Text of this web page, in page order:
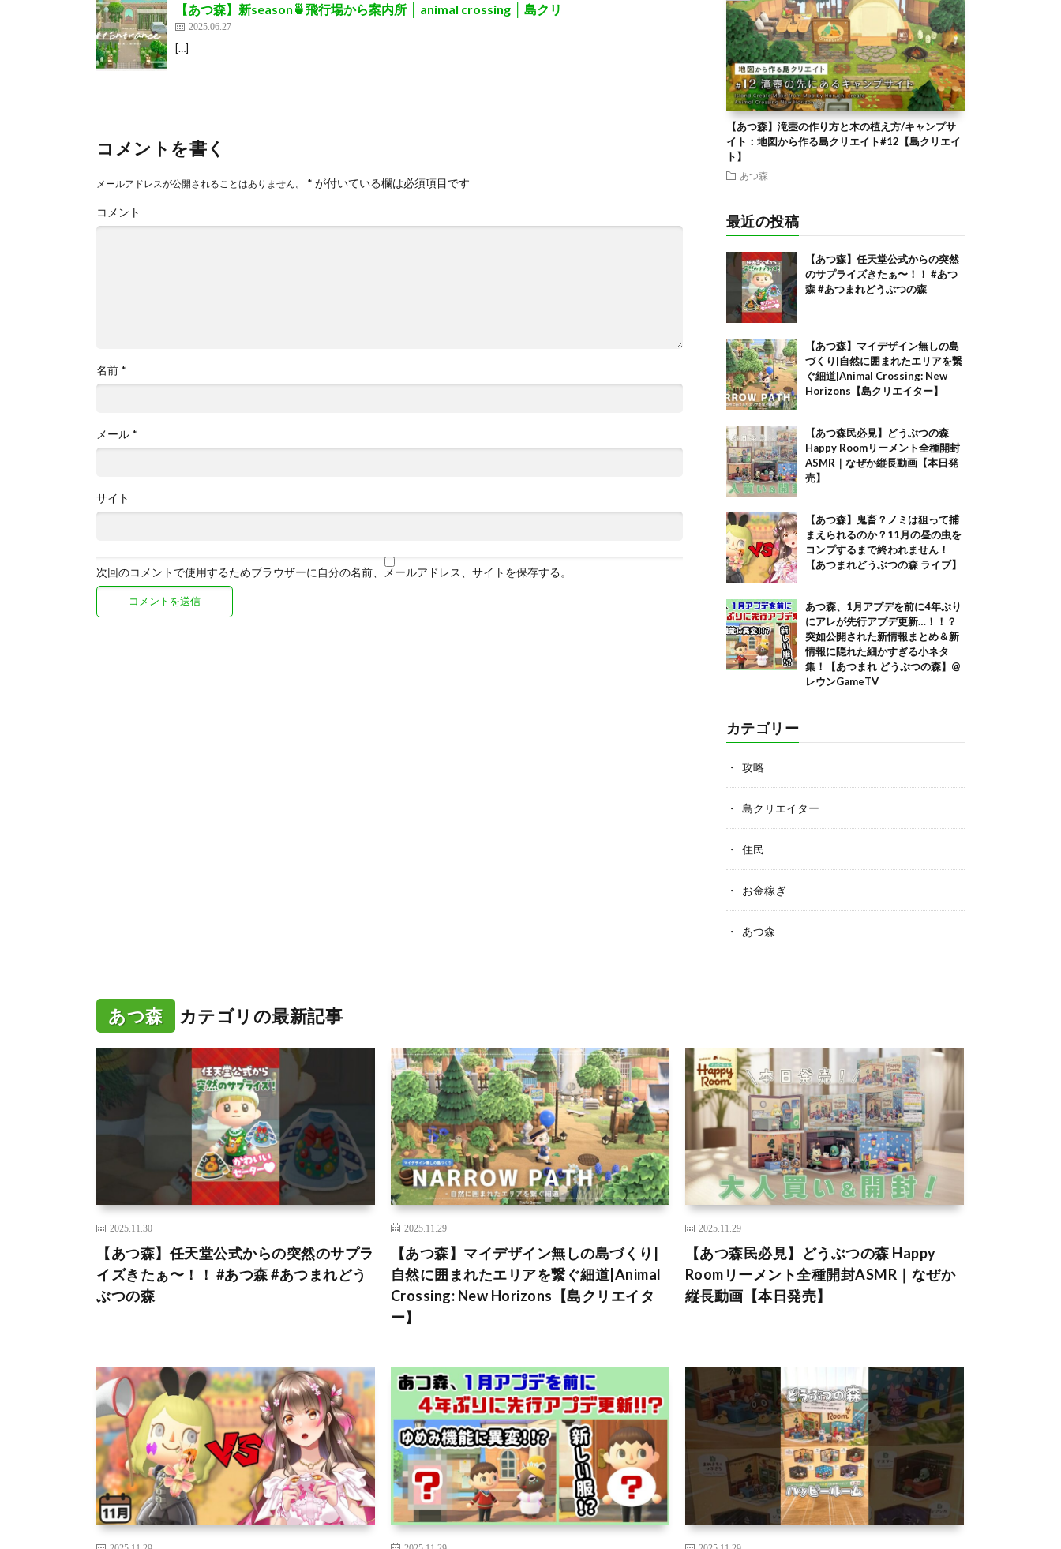
【あつ森】新season🍵飛行場から案内所 │ animal crossing │ 島クリ
2025.06.27
[…]
コメントを書く
メールアドレスが公開されることはありません。 * が付いている欄は必須項目です
コメント
名前 *
メール *
サイト
次回のコメントで使用するためブラウザーに自分の名前、メールアドレス、サイトを保存する。
【あつ森】滝壺の作り方と木の植え方/キャンプサ
イト：地図から作る島クリエイト#12【島クリエイ
ト】
あつ森
最近の投稿
【あつ森】任天堂公式からの突然
のサプライズきたぁ〜！！ #あつ
森 #あつまれどうぶつの森
【あつ森】マイデザイン無しの島
づくり|自然に囲まれたエリアを繋
ぐ細道|Animal Crossing: New
Horizons【島クリエイター】
【あつ森民必見】どうぶつの森
Happy Roomリーメント全種開封
ASMR｜なぜか縦長動画【本日発
売】
【あつ森】鬼畜？ノミは狙って捕
まえられるのか？11月の昼の虫を
コンプするまで終われません！
【あつまれどうぶつの森 ライブ】
あつ森、1月アプデを前に4年ぶり
にアレが先行アプデ更新…！！？
突如公開された新情報まとめ＆新
情報に隠れた細かすぎる小ネタ
集！【あつまれ どうぶつの森】@
レウンGameTV
カテゴリー
攻略
島クリエイター
住民
お金稼ぎ
あつ森
あつ森 カテゴリの最新記事
2025.11.30
【あつ森】任天堂公式からの突然のサプラ
イズきたぁ〜！！ #あつ森 #あつまれどう
ぶつの森
2025.11.29
【あつ森】マイデザイン無しの島づくり|
自然に囲まれたエリアを繋ぐ細道|Animal
Crossing: New Horizons【島クリエイタ
ー】
2025.11.29
【あつ森民必見】どうぶつの森 Happy
Roomリーメント全種開封ASMR｜なぜか
縦長動画【本日発売】